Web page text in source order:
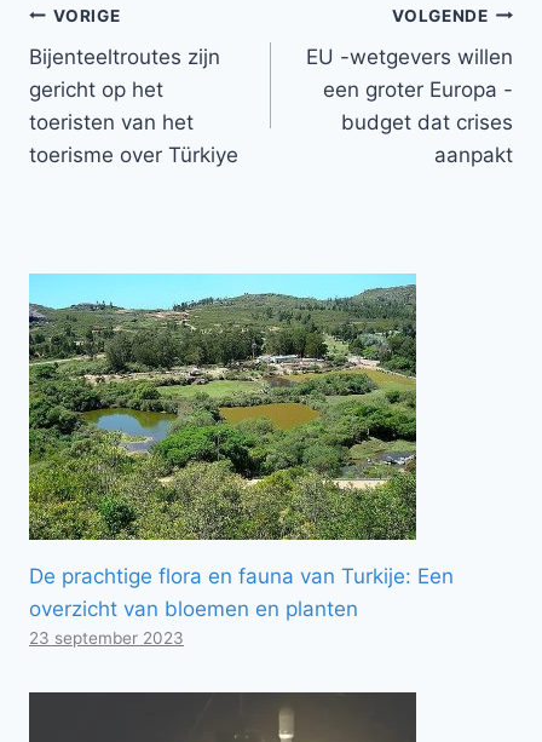
Bericht
navigatie
VORIGE
Bijenteeltroutes zijn
gericht op het
toeristen van het
toerisme over Türkiye
VOLGENDE
EU -wetgevers willen
een groter Europa -
budget dat crises
aanpakt
De prachtige flora en fauna van Turkije: Een
overzicht van bloemen en planten
23 september 2023